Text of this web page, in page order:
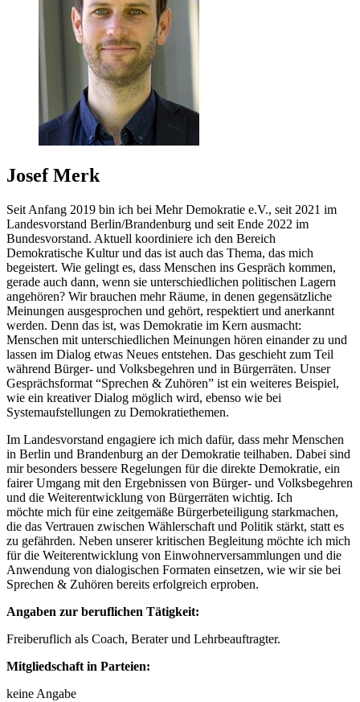
Josef Merk
Seit Anfang 2019 bin ich bei Mehr Demokratie e.V., seit 2021 im
Landesvorstand Berlin/Brandenburg und seit Ende 2022 im
Bundesvorstand. Aktuell koordiniere ich den Bereich
Demokratische Kultur und das ist auch das Thema, das mich
begeistert. Wie gelingt es, dass Menschen ins Gespräch kommen,
gerade auch dann, wenn sie unterschiedlichen politischen Lagern
angehören? Wir brauchen mehr Räume, in denen gegensätzliche
Meinungen ausgesprochen und gehört, respektiert und anerkannt
werden. Denn das ist, was Demokratie im Kern ausmacht:
Menschen mit unterschiedlichen Meinungen hören einander zu und
lassen im Dialog etwas Neues entstehen. Das geschieht zum Teil
während Bürger- und Volksbegehren und in Bürgerräten. Unser
Gesprächsformat “Sprechen & Zuhören” ist ein weiteres Beispiel,
wie ein kreativer Dialog möglich wird, ebenso wie bei
Systemaufstellungen zu Demokratiethemen.
Im Landesvorstand engagiere ich mich dafür, dass mehr Menschen
in Berlin und Brandenburg an der Demokratie teilhaben. Dabei sind
mir besonders bessere Regelungen für die direkte Demokratie, ein
fairer Umgang mit den Ergebnissen von Bürger- und Volksbegehren
und die Weiterentwicklung von Bürgerräten wichtig. Ich
möchte mich für eine zeitgemäße Bürgerbeteiligung starkmachen,
die das Vertrauen zwischen Wählerschaft und Politik stärkt, statt es
zu gefährden. Neben unserer kritischen Begleitung möchte ich mich
für die Weiterentwicklung von Einwohnerversammlungen und die
Anwendung von dialogischen Formaten einsetzen, wie wir sie bei
Sprechen & Zuhören bereits erfolgreich erproben.
Angaben zur beruflichen Tätigkeit:
Freiberuflich als Coach, Berater und Lehrbeauftragter.
Mitgliedschaft in Parteien:
keine Angabe